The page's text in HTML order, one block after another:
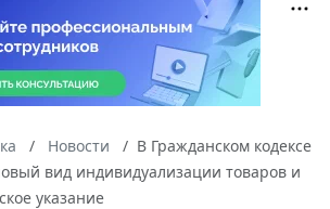
Новости
В Гражданском кодексе
вид индивидуализации товаров и
указание